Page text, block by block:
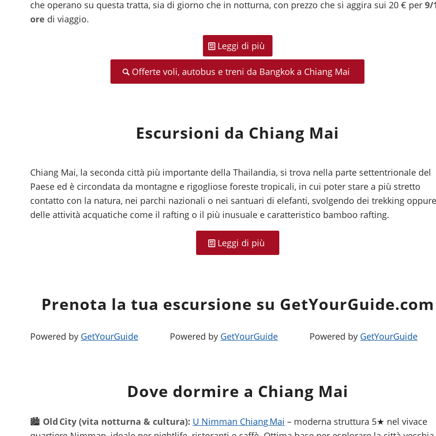
che operano su questa tratta, sia di giorno che in notturna, con prezzo che si aggira sui 20 € per 9/
ore di viaggio.
Leggi di più
Offerte voli, autobus e treni da Bangkok a Chiang Mai
Escursioni da Chiang Mai
Chiang Mai, la seconda città più importante della Thailandia, si trova nella parte settentrionale del
Paese ed è circondata da montagne e rigogliose foreste tropicali, in cui poter stare a più stretto
contatto con la natura, nei parchi nazionali o nei santuari di elefanti, svolgendo dei trekking oppure
delle attività acquatiche come il rafting o il più inusuale e caratteristico bamboo rafting.
Leggi di più
Prenota la tua escursione su GetYourGuide.com
Powered by GetYourGuide Powered by GetYourGuide Powered by GetYourGuide
Dove dormire a Chiang Mai
🏙️ Old City (vita notturna & cultura): U Nimman Chiang Mai – moderna struttura 5★ nel vivace